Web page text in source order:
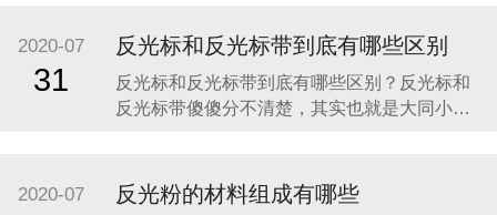
两类。 由于我国近些年的经济飞速发展，我国
的公路建设、汽车产业、城镇化建设、广告产
业等一直处在一种高速发展的状态，所以对于
反光材料产
2020-07
31
反光标和反光标带到底有哪些区别
反光标和反光标带到底有哪些区别？反光标和
反光标带傻傻分不清楚，其实也就是大同小
的色彩起到明显的警示作用，在夜间或光线不
足的情况下，其明亮的反光效果可以有效地增
2020-07 反光粉的材料组成有哪些